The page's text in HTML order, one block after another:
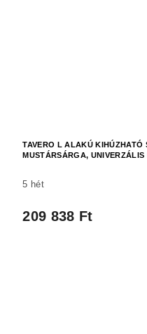
TAVERO L ALAKÚ KIHÚZHATÓ
MUSTÁRSÁRGA, UNIVERZÁLIS
5 hét
209 838 Ft